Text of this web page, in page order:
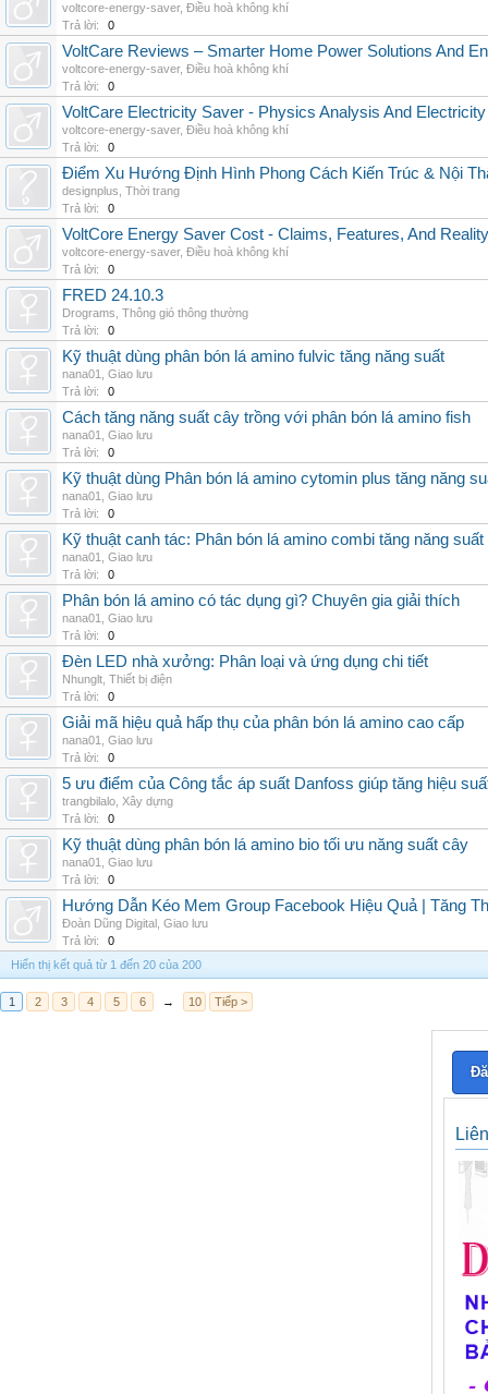
voltcore-energy-saver, Điều hoà không khí
Trả lời:
0
VoltCare Reviews – Smarter Home Power Solutions And
voltcore-energy-saver, Điều hoà không khí
Trả lời:
0
VoltCare Electricity Saver - Physics Analysis And
voltcore-energy-saver, Điều hoà không khí
Trả lời:
0
Điểm Xu Hướng Định Hình Phong Cách Kiến Trúc & Nội
designplus Thời trang
Trả lời:
0
VoltCore Energy Saver Cost - Claims, Features, And
voltcore-energy-saver, Điều hoà không khí
Trả lời:
0
FRED 24.10.3
Drograms Thông gió thông thường
Trả lời:
0
Kỹ thuật dùng phân bón lá amino fulvic tăng năng suất
nana01
Giao lưu
Trả lời:
0
Cách tăng năng suất cây trồng với phân bón lá amino fish
nana01
Giao lưu
Trả lời:
0
Kỹ thuật dùng Phân bón lá amino cytomin plus tăng năng
nana01
Giao lưu
Trả lời:
0
Kỹ thuật canh tác: Phân bón lá amino combi tăng năng suất
nana01
Giao lưu
Trả lời:
0
Phân bón lá amino có tác dụng gì? Chuyên gia giải thích
nana01
Giao lưu
Trả lời:
0
Đèn LED nhà xưởng: Phân loại và ứng dụng chi tiết
Nhunglt Thiết bị điện
Trả lời:
0
Giải mã hiệu quả hấp thụ của phân bón lá amino cao cấp
nana01
Giao lưu
Trả lời:
0
5 ưu điểm của Công tắc áp suất Danfoss giúp tăng hiệu
trangbilalo Xây dựng
Trả lời:
0
Kỹ thuật dùng phân bón lá amino bio tối ưu năng suất cây
nana01
Giao lưu
Trả lời:
0
Hướng Dẫn Kéo Mem Group Facebook Hiệu Quả | Tăng
Đoàn Dũng Digital Giao lưu
Trả lời:
0
Hiển thị kết quả từ 1 đến 20 của 200
1 2 3 4 5 6 → 10 Tiếp >